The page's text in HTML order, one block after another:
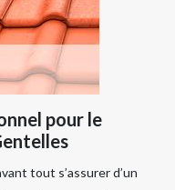
pour le
tout s’assurer d’un